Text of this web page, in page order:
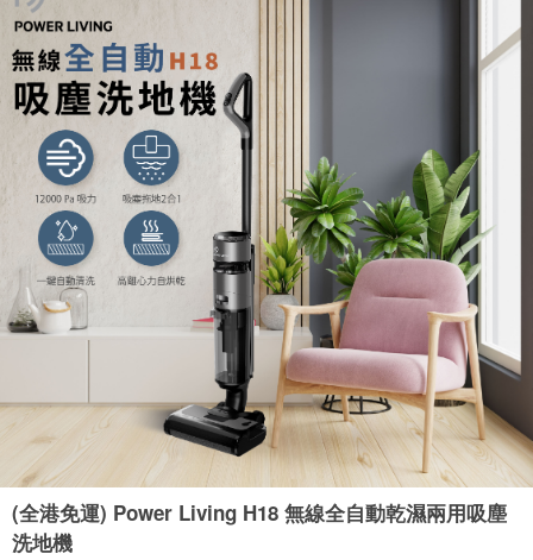
(全港免運) Power Living H18 無線全自動乾濕兩用吸塵
洗地機